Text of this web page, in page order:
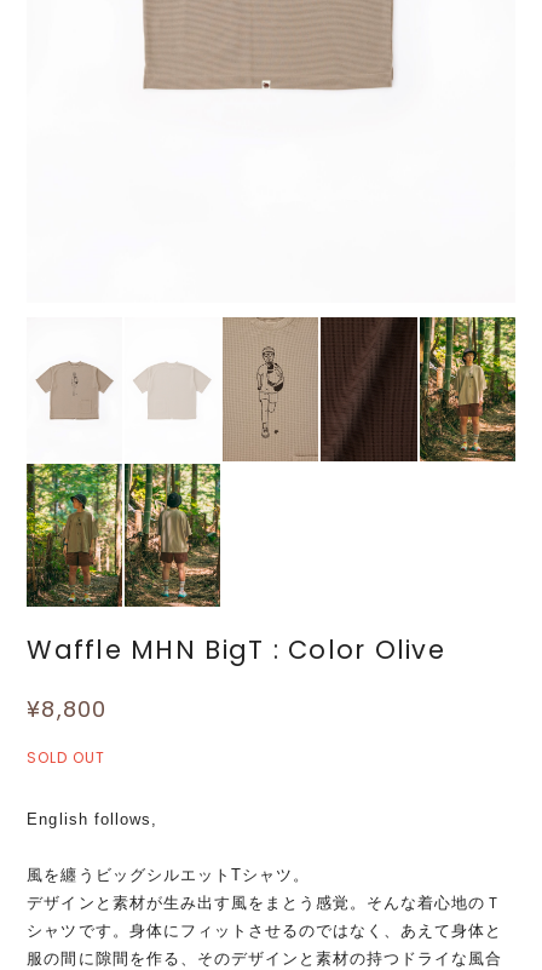
Waffle MHN BigT : Color Olive
¥8,800
SOLD OUT
English follows,
風を纏うビッグシルエットTシャツ。
デザインと素材が生み出す風をまとう感覚。そんな着心地のＴ
シャツです。身体にフィットさせるのではなく、あえて身体と
服の間に隙間を作る、そのデザインと素材の持つドライな風合